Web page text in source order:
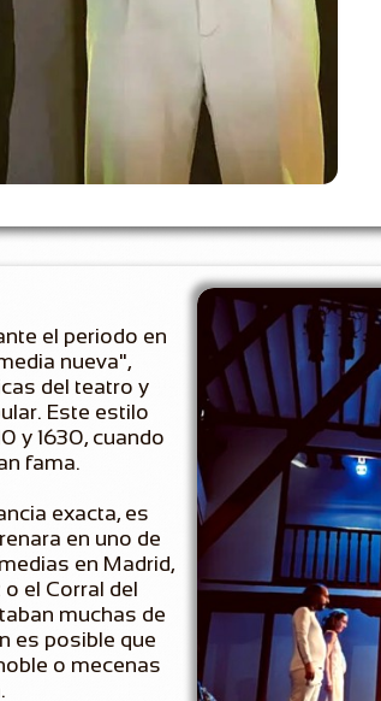
el periodo en
nueva",
del teatro y
Este estilo
y 1630, cuando
fama.
exacta, es
en uno de
en Madrid,
el Corral del
muchas de
es posible que
o mecenas